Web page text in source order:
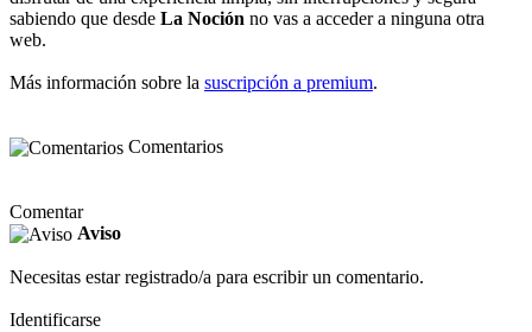
sabiendo que desde La Noción no vas a acceder a ninguna otra
web.
Más información sobre la suscripción a premium.
Comentarios
Comentar
Aviso
Necesitas estar registrado/a para escribir un comentario.
Identificarse